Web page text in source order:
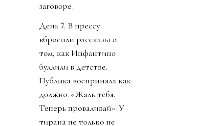
матчей, команд,
турниров. И почему рвет
глотку, жилы и
отверстия в своем теле
Инфантино.
Конфедерации же
начали объединяться